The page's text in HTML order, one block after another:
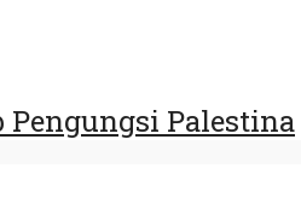
Palestina